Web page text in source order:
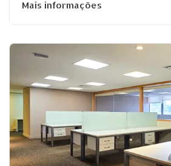
Mais informações